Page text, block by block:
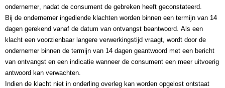
ondernemer, nadat de consument de gebreken heeft geconstateerd.
Bij de ondernemer ingediende klachten worden binnen een termijn van 14
dagen gerekend vanaf de datum van ontvangst beantwoord. Als een
klacht een voorzienbaar langere verwerkingstijd vraagt, wordt door de
ondernemer binnen de termijn van 14 dagen geantwoord met een bericht
van ontvangst en een indicatie wanneer de consument een meer uitvoerig
antwoord kan verwachten.
Indien de klacht niet in onderling overleg kan worden opgelost ontstaat